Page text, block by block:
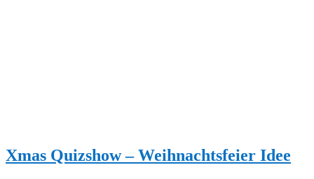
Xmas Quizshow – Weihnachtsfeier Idee